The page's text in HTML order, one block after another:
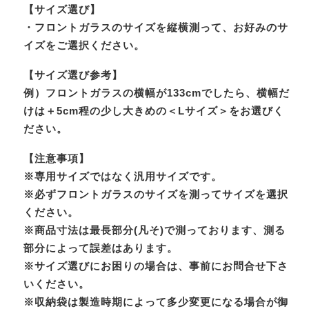
【サイズ選び】
・フロントガラスのサイズを縦横測って、お好みのサ
イズをご選択ください。
【サイズ選び参考】
例）フロントガラスの横幅が133cmでしたら、横幅だ
けは＋5cm程の少し大きめの＜Lサイズ＞をお選びく
ださい。
【注意事項】
※専用サイズではなく汎用サイズです。
※必ずフロントガラスのサイズを測ってサイズを選択
ください。
※商品寸法は最長部分(凡そ)で測っております、測る
部分によって誤差はあります。
※サイズ選びにお困りの場合は、事前にお問合せ下さ
いください。
※収納袋は製造時期によって多少変更になる場合が御